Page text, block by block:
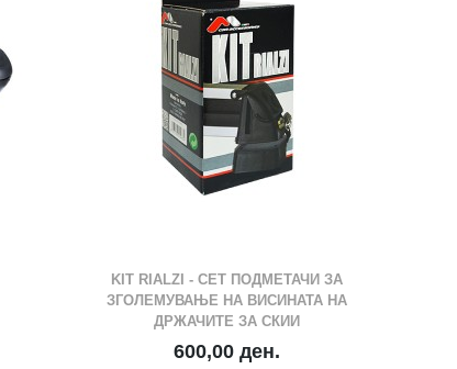
KIT RIALZI - СЕТ ПОДМЕТАЧИ ЗА
ЗГОЛЕМУВАЊЕ НА ВИСИНАТА НА
ДРЖАЧИТЕ ЗА СКИИ
600,00 ден.